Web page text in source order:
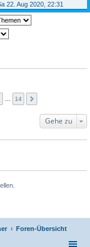
22. Aug 2020, 22:31
… 14
Gehe zu
Foren-Übersicht